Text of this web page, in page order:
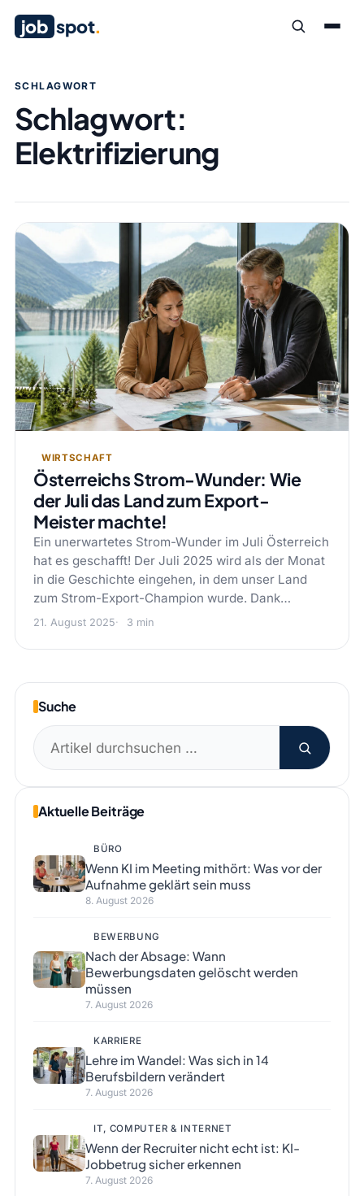
job spot.
SCHLAGWORT
Schlagwort:
Elektrifizierung
WIRTSCHAFT
Österreichs Strom-Wunder: Wie
der Juli das Land zum Export-
Meister machte!
Ein unerwartetes Strom-Wunder im Juli Österreich
hat es geschafft! Der Juli 2025 wird als der Monat
in die Geschichte eingehen, in dem unser Land
zum Strom-Export-Champion wurde. Dank…
21. August 2025 3 min
Suche
Suchen
nach:
Aktuelle Beiträge
BÜRO
Wenn KI im Meeting mithört: Was vor der
Aufnahme geklärt sein muss
8. August 2026
BEWERBUNG
Nach der Absage: Wann
Bewerbungsdaten gelöscht werden
müssen
7. August 2026
KARRIERE
Lehre im Wandel: Was sich in 14
Berufsbildern verändert
7. August 2026
IT, COMPUTER & INTERNET
Wenn der Recruiter nicht echt ist: KI-
Jobbetrug sicher erkennen
7. August 2026